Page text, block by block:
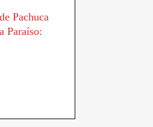
Pachuca
Paraíso: